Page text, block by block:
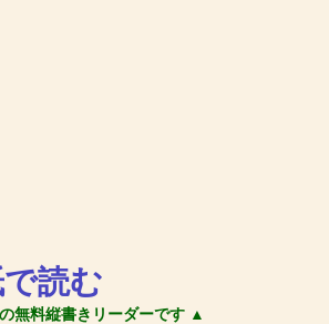
読む
無料縦書きリーダーです ▲